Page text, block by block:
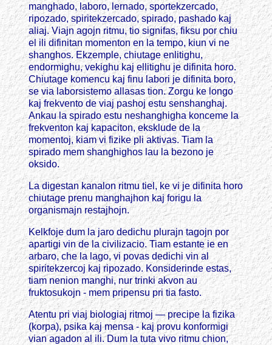
manghado, laboro, lernado, sportekzercado,
ripozado, spiritekzercado, spirado, pashado kaj
aliaj. Viajn agojn ritmu, tio signifas, fiksu por chiu
el ili difinitan momenton en la tempo, kiun vi ne
shanghos. Ekzemple, chiutage enlitighu,
endormighu, vekighu kaj ellitighu je difinita horo.
Chiutage komencu kaj finu labori je difinita boro,
se via laborsistemo allasas tion. Zorgu ke longo
kaj frekvento de viaj pashoj estu senshanghaj.
Ankau la spirado estu neshanghigha konceme la
frekventon kaj kapaciton, eksklude de la
momentoj, kiam vi fizike pli aktivas. Tiam la
spirado mem shanghighos lau la bezono je
oksido.
La digestan kanalon ritmu tiel, ke vi je difinita horo
chiutage prenu manghajhon kaj forigu la
organismajn restajhojn.
Kelkfoje dum la jaro dedichu plurajn tagojn por
apartigi vin de la civilizacio. Tiam estante ie en
arbaro, che la lago, vi povas dedichi vin al
spiritekzercoj kaj ripozado. Konsiderinde estas,
tiam nenion manghi, nur trinki akvon au
fruktosukojn - mem pripensu pri tia fasto.
Atentu pri viaj biologiaj ritmoj — precipe la fizika
(korpa), psika kaj mensa - kaj provu konformigi
vian agadon al ili. Dum la tuta vivo ritmu chion,